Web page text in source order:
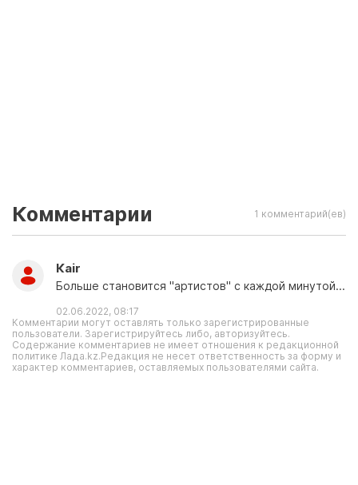
Комментарии 1 комментарий(ев)
Каir
Больше становится "артистов" с каждой минутой...
02.06.2022, 08:17
Комментарии могут оставлять только зарегистрированные
пользователи. Зарегистрируйтесь либо, авторизуйтесь.
Содержание комментариев не имеет отношения к редакционной
политике Лада.kz.Редакция не несет ответственность за форму и
характер комментариев, оставляемых пользователями сайта.